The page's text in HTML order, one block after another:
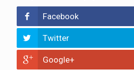
Facebook
Twitter
Google+